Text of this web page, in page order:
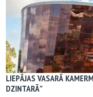
LIEPĀJAS VASARĀ
DZINTARĀ”